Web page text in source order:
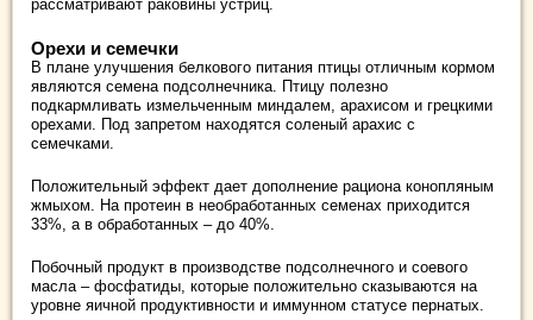
рассматривают раковины устриц.
Орехи и семечки
В плане улучшения белкового питания птицы отличным кормом
являются семена подсолнечника. Птицу полезно
подкармливать измельченным миндалем, арахисом и грецкими
орехами. Под запретом находятся соленый арахис с
семечками.
Положительный эффект дает дополнение рациона конопляным
жмыхом. На протеин в необработанных семенах приходится
33%, а в обработанных – до 40%.
Побочный продукт в производстве подсолнечного и соевого
масла – фосфатиды, которые положительно сказываются на
уровне яичной продуктивности и иммунном статусе пернатых.